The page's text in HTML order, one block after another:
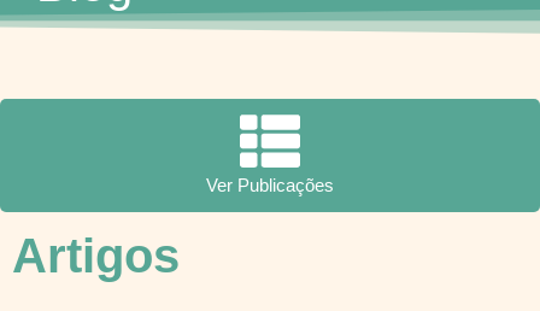
Ver Publicações
Artigos